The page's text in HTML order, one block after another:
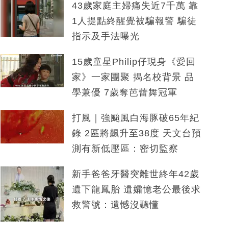
43歲家庭主婦痛失近7千萬 靠
1人提點終醒覺被騙報警 騙徒
指示及手法曝光
15歲童星Philip仔現身《愛回
家》一家團聚 揭名校背景 品
學兼優 7歲奪芭蕾舞冠軍
打風｜強颱風白海豚破65年紀
錄 2區將飆升至38度 天文台預
測有新低壓區：密切監察
新手爸爸牙醫突離世終年42歲
遺下龍鳳胎 遺孀憶老公最後求
救警號：遺憾沒聽懂